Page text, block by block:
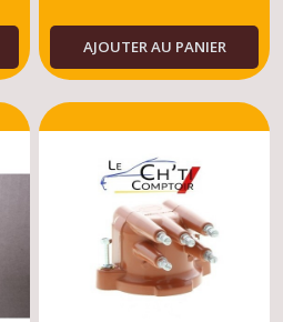
AJOUTER AU PANIER